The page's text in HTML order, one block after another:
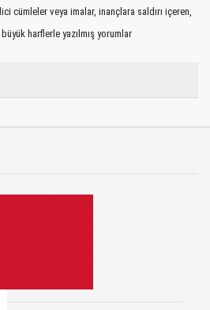
cümleler veya imalar, inançlara saldırı içeren,
harflerle yazılmış yorumlar